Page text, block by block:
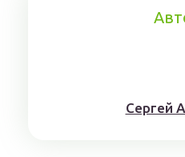
Сергей